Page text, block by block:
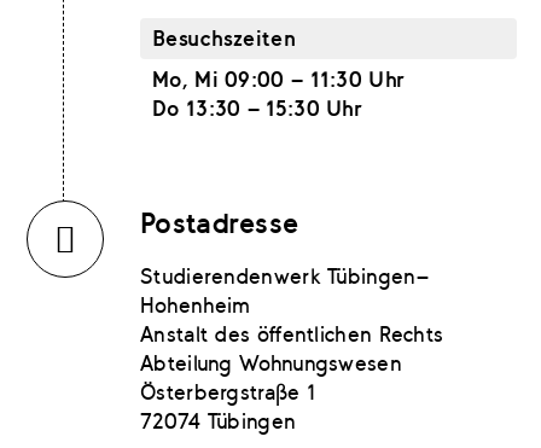
Besuchszeiten
Mo, Mi 09:00 - 11:30 Uhr
Do 13:30 - 15:30 Uhr
Postadresse
Studierendenwerk Tübingen-
Hohenheim
Anstalt des öffentlichen Rechts
Abteilung Wohnungswesen
Österbergstraße 1
72074 Tübingen